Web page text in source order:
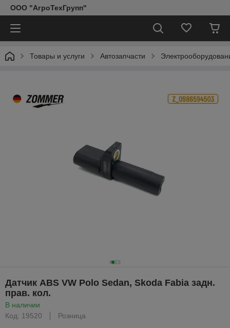
ООО "АгроТехГрупп"
Товары и услуги Автозапчасти
Датчик ABS VW Polo Sedan, Skoda Fabia задн.
прав. кол.
В наличии
Код: 19520
Розница